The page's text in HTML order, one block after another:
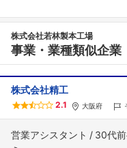
株式会社若林製本工場
事業・業種類似企業
株式会社精工
2.1 大阪府
営業アシスタント 30代